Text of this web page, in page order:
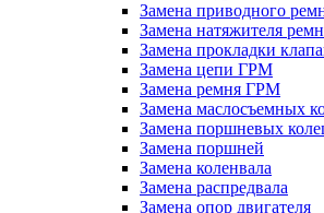
Замена приводного
Замена натяжителя
Замена прокладки
Замена цепи ГРМ
Замена ремня ГРМ
Замена маслосъемных
Замена поршневых
Замена поршней
Замена коленвала
Замена распредвала
Замена опор двигателя